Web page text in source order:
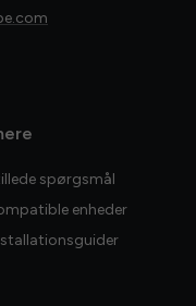
spørgsmål
enheder